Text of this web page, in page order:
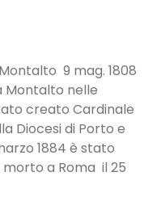
9 mag. 1808
Montalto nelle
creato Cardinale
Diocesi di Porto e
1884 è stato
a Roma il 25